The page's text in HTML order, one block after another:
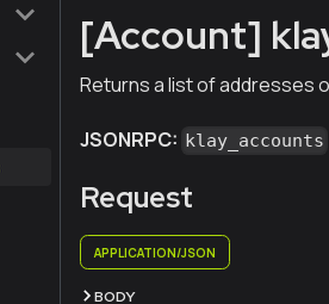
[Account]
Returns a list of addresses
JSONRPC: klay_accounts
Request
APPLICATION/JSON
BODY